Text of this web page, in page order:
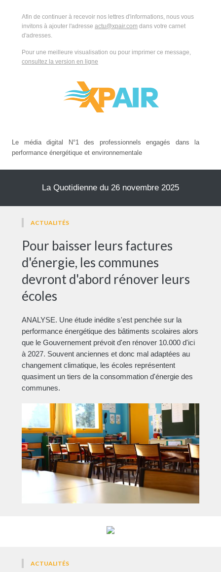
Afin de continuer à recevoir nos lettres d'informations, nous vous
invitons à ajouter l'adresse actu@xpair.com dans votre carnet
d'adresses.
Pour une meilleure visualisation ou pour imprimer ce message,
consultez la version en ligne
Le média digital N°1 des professionnels engagés dans la
performance énergétique et environnementale
La Quotidienne du 26 novembre 2025
ACTUALITÉS
Pour baisser leurs factures
d'énergie, les communes
devront d'abord rénover leurs
écoles
ANALYSE. Une étude inédite s'est penchée sur la
performance énergétique des bâtiments scolaires alors
que le Gouvernement prévoit d'en rénover 10.000 d'ici
à 2027. Souvent anciennes et donc mal adaptées au
changement climatique, les écoles représentent
quasiment un tiers de la consommation d'énergie des
communes.
ACTUALITÉS